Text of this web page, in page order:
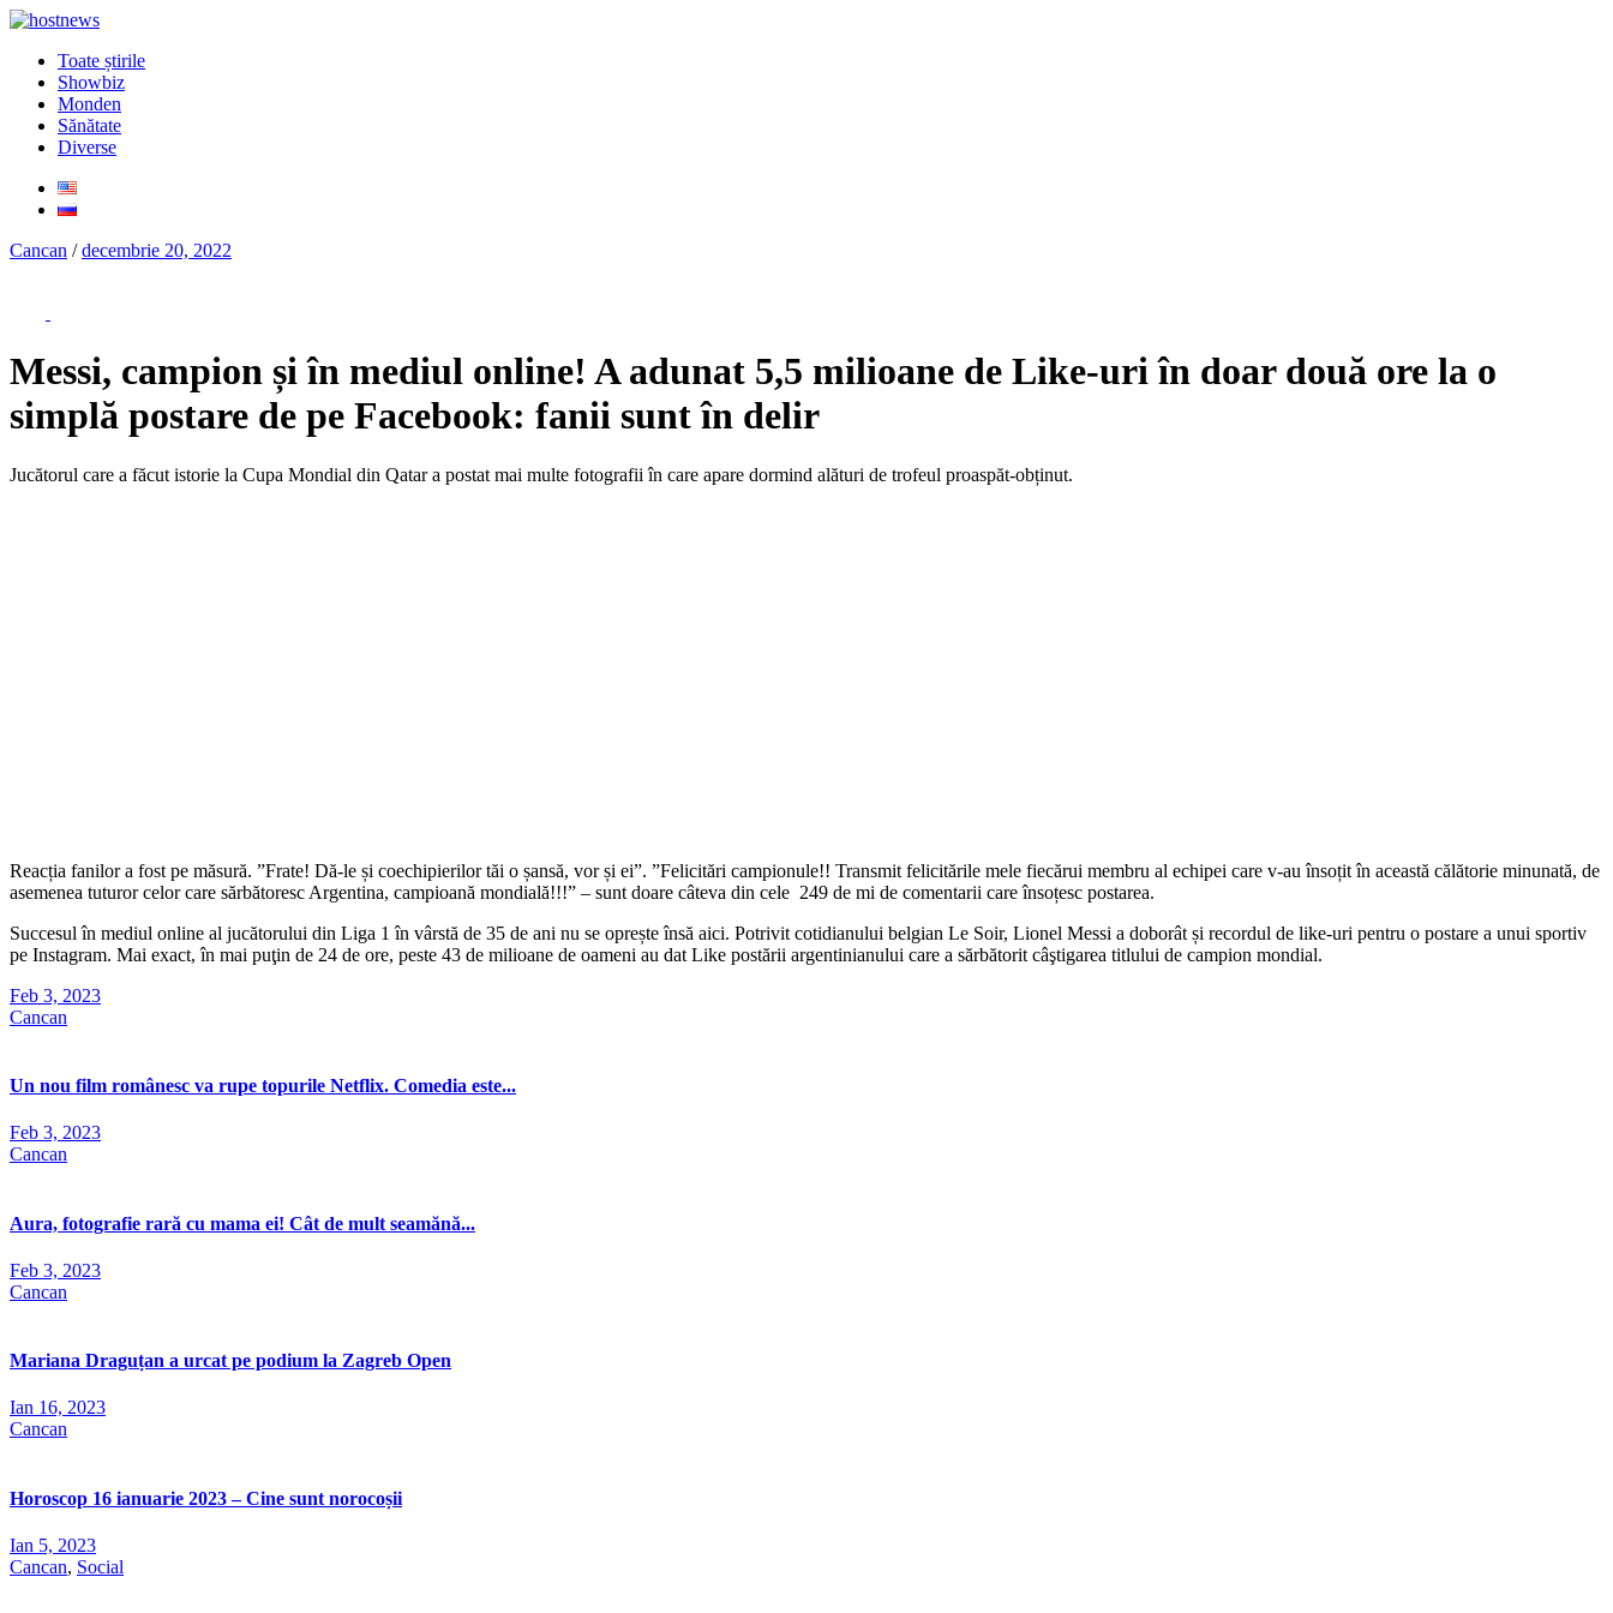
Toate știrile
Showbiz
Monden
Sănătate
Diverse
Cancan /decembrie 20, 2022
Messi, campion și în mediul online! A adunat 5,5 milioane de Like-uri în doar două ore la o
simplă postare de pe Facebook: fanii sunt în delir
Jucătorul care a făcut istorie la Cupa Mondial din Qatar a postat mai multe fotografii în care apare dormind alături de trofeul proaspăt-obținut.
Reacția fanilor a fost pe măsură. ”Frate! Dă-le și coechipierilor tăi o șansă, vor și ei”. ”Felicitări campionule!! Transmit felicitările mele fiecărui membru al echipei care v-au însoțit în această călătorie minunată, de
asemenea tuturor celor care sărbătoresc Argentina, campioană mondială!!!” – sunt doare câteva din cele 249 de mi de comentarii care însoțesc postarea.
Succesul în mediul online al jucătorului din Liga 1 în vârstă de 35 de ani nu se oprește însă aici. Potrivit cotidianului belgian Le Soir, Lionel Messi a doborât și recordul de like-uri pentru o postare a unui sportiv
pe Instagram. Mai exact, în mai puţin de 24 de ore, peste 43 de milioane de oameni au dat Like postării argentinianului care a sărbătorit câştigarea titlului de campion mondial.
Feb 3, 2023
Cancan
Un nou film românesc va rupe topurile Netflix. Comedia este...
Feb 3, 2023
Cancan
Aura, fotografie rară cu mama ei! Cât de mult seamănă...
Feb 3, 2023
Cancan
Mariana Draguțan a urcat pe podium la Zagreb Open
Ian 16, 2023
Cancan
Horoscop 16 ianuarie 2023 – Cine sunt norocoșii
Ian 5, 2023
Cancan, Social